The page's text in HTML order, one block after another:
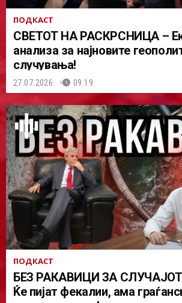
ПОДКАСТ
СВЕТОТ НА РАСКРСНИЦА –
анализа за најновите
случувања!
27.07.2026. 09:19
ПОДКАСТ
БЕЗ РАКАВИЦИ ЗА
Ќе пијат фекалии, ама